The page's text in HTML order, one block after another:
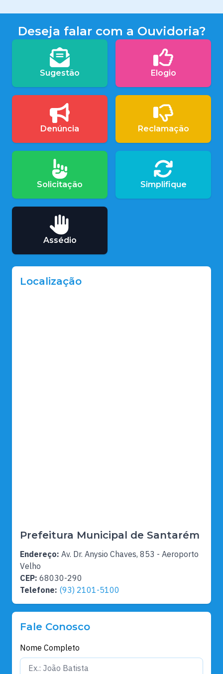
Deseja falar com a Ouvidoria?
Sugestão Elogio
Denúncia Reclamação
Solicitação Simplifique
Assédio
Localização
Prefeitura Municipal de Santarém
Endereço: Av. Dr. Anysio Chaves, 853 - Aeroporto
Velho
CEP: 68030-290
Telefone: (93) 2101-5100
Fale Conosco
Nome Completo